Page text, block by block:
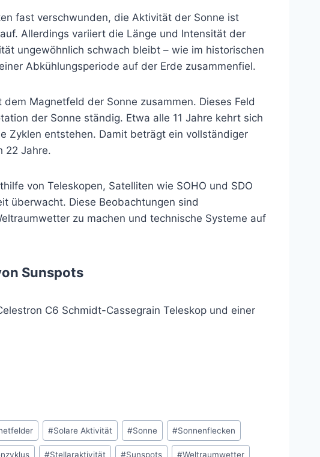
fast verschwunden, die Aktivität der Sonne ist
Allerdings variiert die Länge und Intensität der
ungewöhnlich schwach bleibt – wie im historischen
Abkühlungsperiode auf der Erde zusammenfiel.
Magnetfeld der Sonne zusammen. Dieses Feld
der Sonne ständig. Etwa alle 11 Jahre kehrt sich
Zyklen entstehen. Damit beträgt ein vollständiger
22 Jahre.
von Teleskopen, Satelliten wie SOHO und SDO
überwacht. Diese Beobachtungen sind
zu machen und technische Systeme auf
Sunspots
C6 Schmidt-Cassegrain Teleskop und einer
#Solare Aktivität #Sonne #Sonnenflecken
#Stellaraktivität #Sunspots #Weltraumwetter